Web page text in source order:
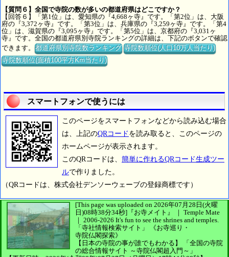
【質問６】全国で寺院の数が多いの都道府県はどこですか？
【回答６】「第1位」は、愛知県の『4,668ヶ寺』です。「第2位」は、大阪
府の『3,372ヶ寺』です。「第3位」は、兵庫県の『3,259ヶ寺』です。「第4
位」は、滋賀県の『3,095ヶ寺』です。「第5位」は、京都府の『3,031ヶ
寺』です。全国の都道府県別寺院ランキングの詳細は、下記のボタンで確認
できます。都道府県別寺院数ランキング 寺院数順位(人口10万人当たり)
寺院数順位(面積100平方Km当たり)
スマートフォンで使うには
このページをスマートフォンなどから読み込む場合
は、上記のQRコード を読み取ると、このページの
ホームページが表示されます。
このQRコードは、 簡単に作れるQRコード生成ツー
ルで作りました。
（QRコードは、株式会社デンソーウェーブの登録商標です）
[This page was uploaded on 2026年07月28日(火曜
日)08時38分34秒] 『お寺メイト』 ｜ Temple Mate
｜ 2006-2026 It's fun to see the shrines and temples.
「寺社情報検索サイト」
《お寺巡り・
寺院仏閣探索》
【日本の寺院の事が誰でもわかる】
「全国の寺院
の総合情報サイト ～寺院仏閣超入門～」